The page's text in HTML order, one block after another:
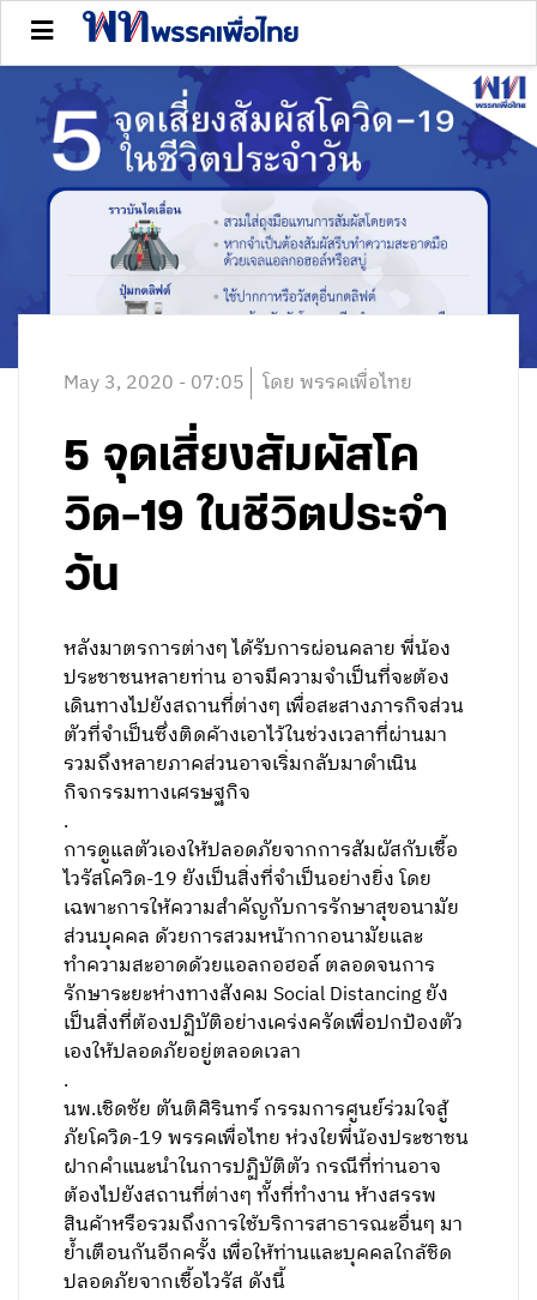
May 3, 2020 - 07:05 โดย พรรคเพื่อไทย
5 จุดเสี่ยงสัมผัสโค
วิด-19 ในชีวิตประจำ
วัน
หลังมาตรการต่างๆ ได้รับการผ่อนคลาย พี่น้อง
ประชาชนหลายท่าน อาจมีความจำเป็นที่จะต้อง
เดินทางไปยังสถานที่ต่างๆ เพื่อสะสางภารกิจส่วน
ตัวที่จำเป็นซึ่งติดค้างเอาไว้ในช่วงเวลาที่ผ่านมา
รวมถึงหลายภาคส่วนอาจเริ่มกลับมาดำเนิน
กิจกรรมทางเศรษฐกิจ
.
การดูแลตัวเองให้ปลอดภัยจากการสัมผัสกับเชื้อ
ไวรัสโควิด-19 ยังเป็นสิ่งที่จำเป็นอย่างยิ่ง โดย
เฉพาะการให้ความสำคัญกับการรักษาสุขอนามัย
ส่วนบุคคล ด้วยการสวมหน้ากากอนามัยและ
ทำความสะอาดด้วยแอลกอฮอล์ ตลอดจนการ
รักษาระยะห่างทางสังคม Social Distancing ยัง
เป็นสิ่งที่ต้องปฏิบัติอย่างเคร่งครัดเพื่อปกป้องตัว
เองให้ปลอดภัยอยู่ตลอดเวลา
.
นพ.เชิดชัย ตันติศิรินทร์ กรรมการศูนย์ร่วมใจสู้
ภัยโควิด-19 พรรคเพื่อไทย ห่วงใยพี่น้องประชาชน
ฝากคำแนะนำในการปฏิบัติตัว กรณีที่ท่านอาจ
ต้องไปยังสถานที่ต่างๆ ทั้งที่ทำงาน ห้างสรรพ
สินค้าหรือรวมถึงการใช้บริการสาธารณะอื่นๆ มา
ย้ำเตือนกันอีกครั้ง เพื่อให้ท่านและบุคคลใกล้ชิด
ปลอดภัยจากเชื้อไวรัส ดังนี้